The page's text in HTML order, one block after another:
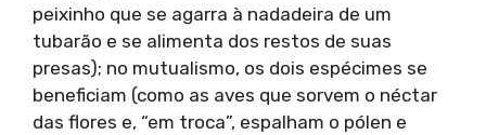
peixinho que se agarra à nadadeira de um
tubarão e se alimenta dos restos de suas
presas); no mutualismo, os dois espécimes se
beneficiam (como as aves que sorvem o néctar
das flores e, “em troca”, espalham o pólen e